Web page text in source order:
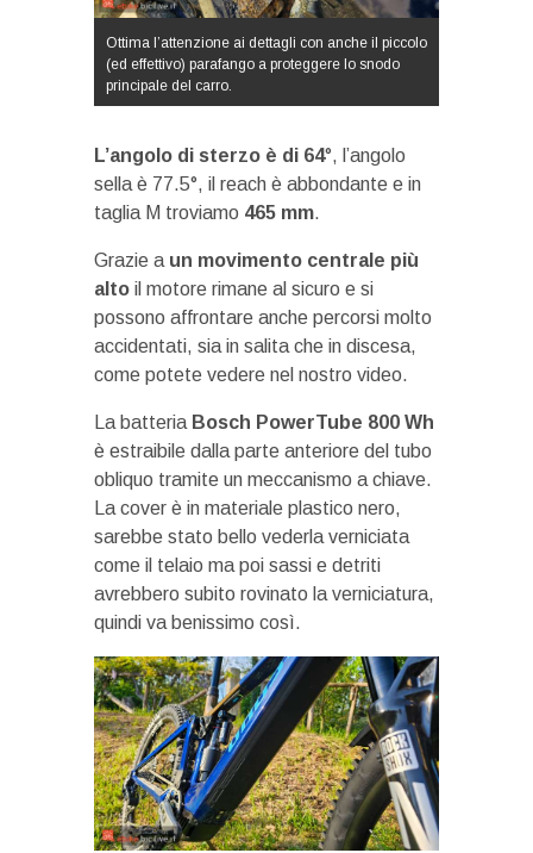
Ottima l’attenzione ai dettagli con anche il piccolo
(ed effettivo) parafango a proteggere lo snodo
principale del carro.
L’angolo di sterzo è di 64°, l’angolo
sella è 77.5°, il reach è abbondante e in
taglia M troviamo 465 mm.
Grazie a un movimento centrale più
alto il motore rimane al sicuro e si
possono affrontare anche percorsi molto
accidentati, sia in salita che in discesa,
come potete vedere nel nostro video.
La batteria Bosch PowerTube 800 Wh
è estraibile dalla parte anteriore del tubo
obliquo tramite un meccanismo a chiave.
La cover è in materiale plastico nero,
sarebbe stato bello vederla verniciata
come il telaio ma poi sassi e detriti
avrebbero subito rovinato la verniciatura,
quindi va benissimo così.